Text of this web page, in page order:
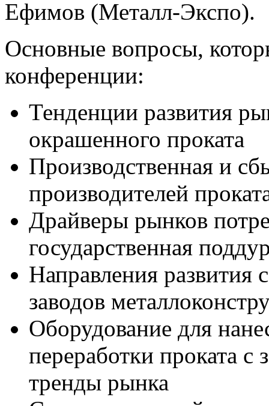
Ефимов (Металл-Экспо).
Основные вопросы,
конференции:
Тенденции развития
окрашенного проката
Производственная и
производителей
Драйверы рынков
государственная
Направления развития
заводов
Оборудование для
переработки проката
тренды рынка